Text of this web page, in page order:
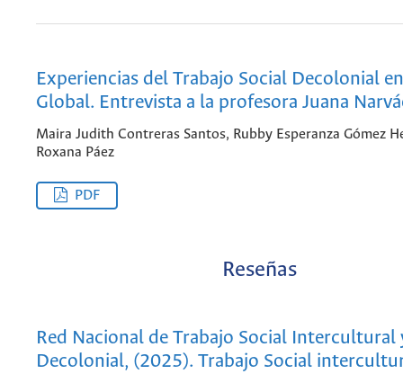
Experiencias del Trabajo Social Decolonial
Global. Entrevista a la profesora Juana
Maira Judith Contreras Santos, Rubby Esperanza Gómez
Roxana Páez
PDF
Reseñas
Red Nacional de Trabajo Social Intercultural
Decolonial, (2025). Trabajo Social